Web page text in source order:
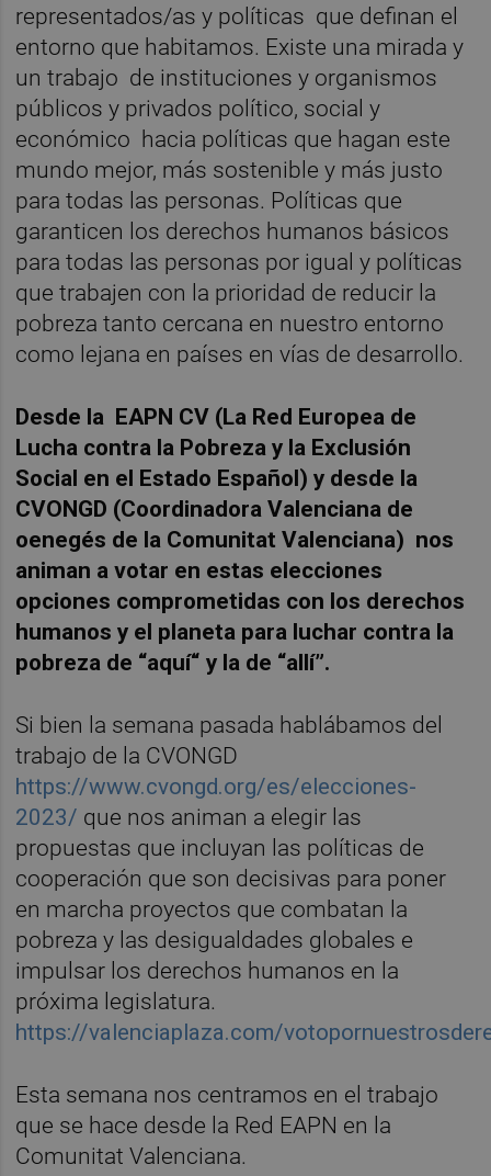
representados/as y políticas que definan el
entorno que habitamos. Existe una mirada y
un trabajo de instituciones y organismos
públicos y privados político, social y
económico hacia políticas que hagan este
mundo mejor, más sostenible y más justo
para todas las personas. Políticas que
garanticen los derechos humanos básicos
para todas las personas por igual y políticas
que trabajen con la prioridad de reducir la
pobreza tanto cercana en nuestro entorno
como lejana en países en vías de desarrollo.
Desde la EAPN CV (La Red Europea de
Lucha contra la Pobreza y la Exclusión
Social en el Estado Español) y desde la
CVONGD (Coordinadora Valenciana de
oenegés de la Comunitat Valenciana) nos
animan a votar en estas elecciones
opciones comprometidas con los derechos
humanos y el planeta para luchar contra la
pobreza de “aquí“ y la de “allí”.
Si bien la semana pasada hablábamos del
trabajo de la CVONGD
https://www.cvongd.org/es/elecciones-
2023/ que nos animan a elegir las
propuestas que incluyan las políticas de
cooperación que son decisivas para poner
en marcha proyectos que combatan la
pobreza y las desigualdades globales e
impulsar los derechos humanos en la
próxima legislatura.
https://valenciaplaza.com/
Esta semana nos centramos en el trabajo
que se hace desde la Red EAPN en la
Comunitat Valenciana.